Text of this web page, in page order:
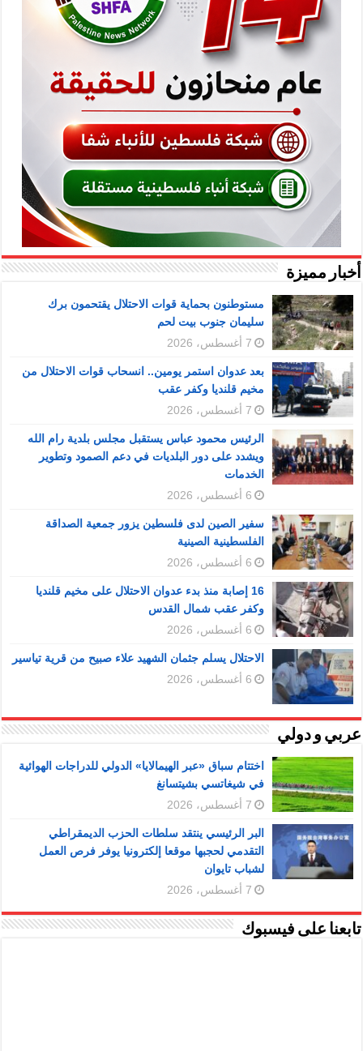
أخبار مميزة
مستوطنون بحماية قوات الاحتلال يقتحمون برك
سليمان جنوب بيت لحم
7 أغسطس، 2026
بعد عدوان استمر يومين.. انسحاب قوات الاحتلال من
مخيم قلنديا وكفر عقب
7 أغسطس، 2026
الرئيس محمود عباس يستقبل مجلس بلدية رام الله
ويشدد على دور البلديات في دعم الصمود وتطوير
الخدمات
6 أغسطس، 2026
سفير الصين لدى فلسطين يزور جمعية الصداقة
الفلسطينية الصينية
6 أغسطس، 2026
16 إصابة منذ بدء عدوان الاحتلال على مخيم قلنديا
وكفر عقب شمال القدس
6 أغسطس، 2026
الاحتلال يسلم جثمان الشهيد علاء صبيح من قرية تياسير
6 أغسطس، 2026
عربي و دولي
اختتام سباق «عبر الهيمالايا» الدولي للدراجات الهوائية
في شيغاتسي بشيتسانغ
7 أغسطس، 2026
البر الرئيسي ينتقد سلطات الحزب الديمقراطي
التقدمي لحجبها موقعا إلكترونيا يوفر فرص العمل
لشباب تايوان
7 أغسطس، 2026
تابعنا على فيسبوك